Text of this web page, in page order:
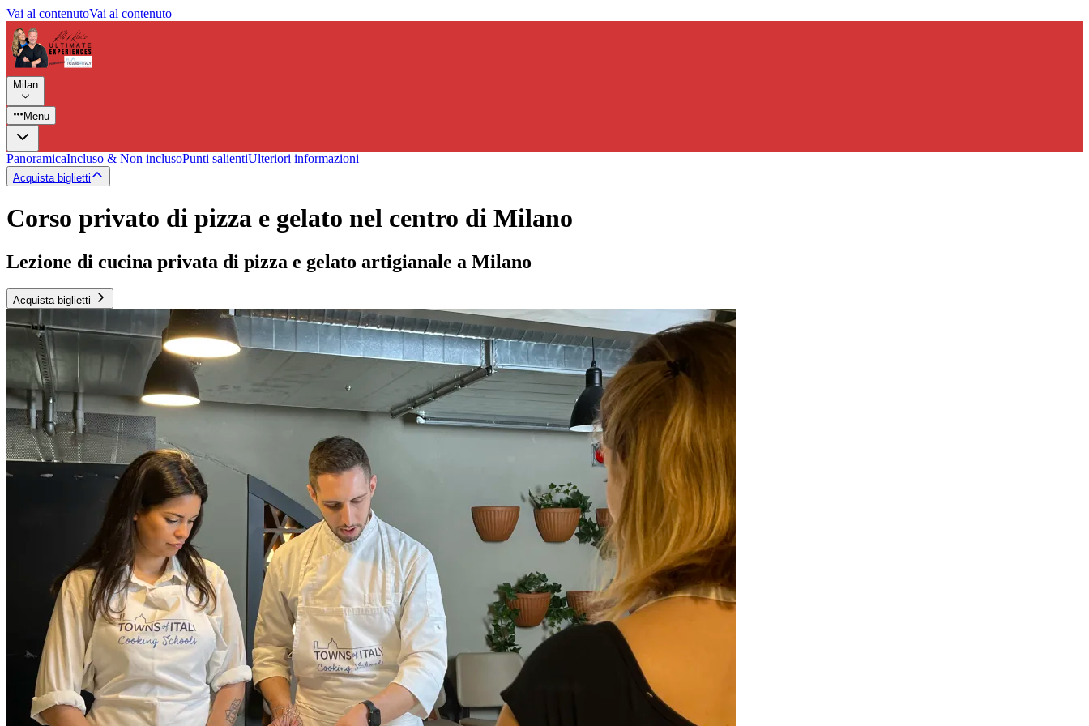
Vai al contenutoVai al contenuto
Milan
Menu
PanoramicaIncluso & Non inclusoPunti salientiUlteriori informazioni
Acquista biglietti
Corso privato di pizza e gelato nel centro di Milano
Lezione di cucina privata di pizza e gelato artigianale a Milano
Acquista biglietti